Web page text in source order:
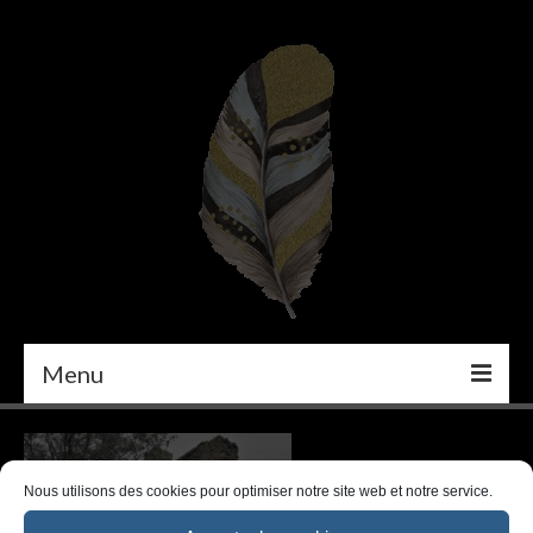
Nous utilisons des cookies pour optimiser notre site web et notre service.
Menu
PEINTURE
DÉCORATION INTÉRIEURE